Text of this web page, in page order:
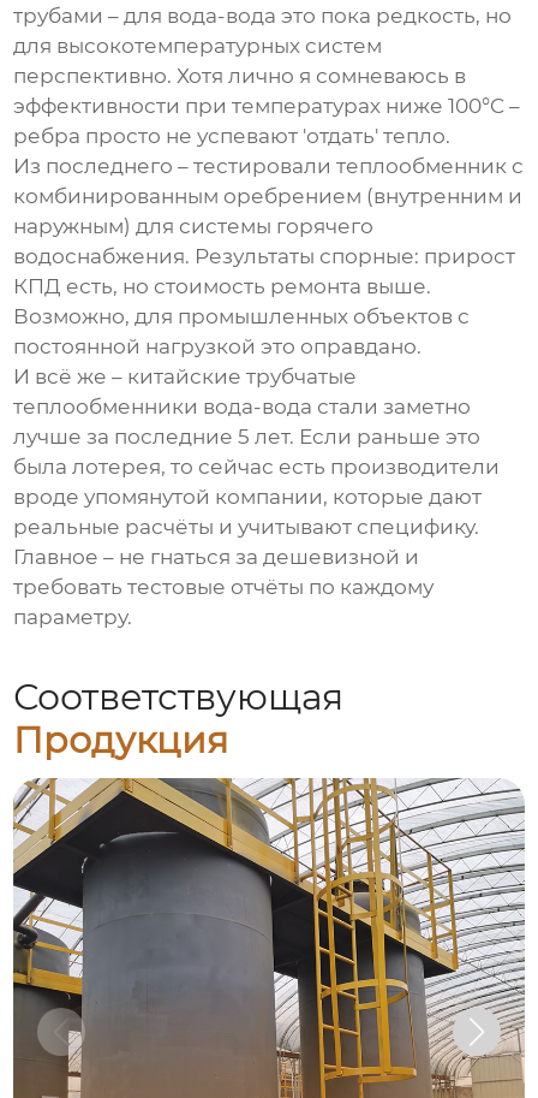
трубами – для вода-вода это пока редкость, но
для высокотемпературных систем
перспективно. Хотя лично я сомневаюсь в
эффективности при температурах ниже 100°C –
ребра просто не успевают 'отдать' тепло.
Из последнего – тестировали теплообменник с
комбинированным оребрением (внутренним и
наружным) для системы горячего
водоснабжения. Результаты спорные: прирост
КПД есть, но стоимость ремонта выше.
Возможно, для промышленных объектов с
постоянной нагрузкой это оправдано.
И всё же – китайские трубчатые
теплообменники вода-вода стали заметно
лучше за последние 5 лет. Если раньше это
была лотерея, то сейчас есть производители
вроде упомянутой компании, которые дают
реальные расчёты и учитывают специфику.
Главное – не гнаться за дешевизной и
требовать тестовые отчёты по каждому
параметру.
Соответствующая
Продукция